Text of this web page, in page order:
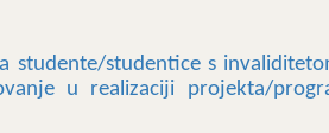
studente/studentice s
u realizaciji projekta/